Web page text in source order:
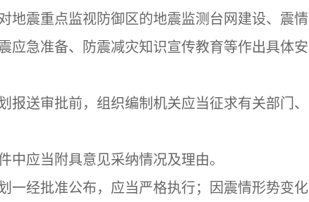
震重点监视防御区的地震监测台网建设、震情
应急准备、防震减灾知识宣传教育等作出具体安
送审批前，组织编制机关应当征求有关部门、
应当附具意见采纳情况及理由。
经批准公布，应当严格执行；因震情形势变化